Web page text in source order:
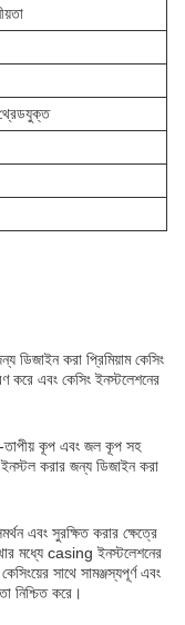
ডিজাইন করা প্রিমিয়াম কেসিং
এবং কেসিং ইনস্টলেশনের
তাপীয় কূপ এবং জল কূপ সহ
করার জন্য ডিজাইন করা
এবং সুরক্ষিত করার ক্ষেত্রে
মধ্যে casing ইনস্টলেশনের
সাথে সামঞ্জস্যপূর্ণ এবং
নিশ্চিত করে।